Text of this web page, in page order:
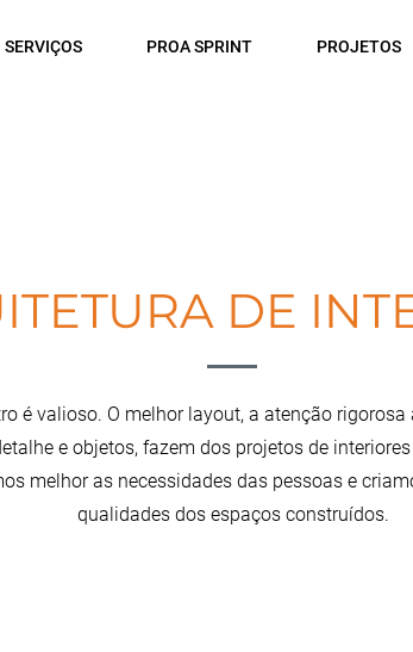
SERVIÇOS PROA SPRINT PROJETOS
DE
é valioso. O melhor layout, a atenção
e objetos, fazem dos projetos de
melhor as necessidades das pessoas e
qualidades dos espaços construídos.